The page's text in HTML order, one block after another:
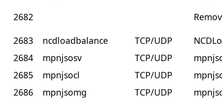
2682
2683
ncdloadbalance TCP/UDP
2684
mpnjsosv TCP/UDP
2685
mpnjsocl TCP/UDP
2686
mpnjsomg TCP/UDP